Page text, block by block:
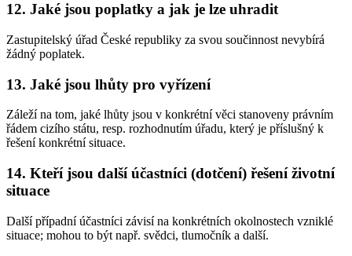
12. Jaké jsou poplatky a jak je lze uhradit
Zastupitelský úřad České republiky za svou součinnost nevybírá
žádný poplatek.
13. Jaké jsou lhůty pro vyřízení
Záleží na tom, jaké lhůty jsou v konkrétní věci stanoveny právním
řádem cizího státu, resp. rozhodnutím úřadu, který je příslušný k
řešení konkrétní situace.
14. Kteří jsou další účastníci (dotčení) řešení životní
situace
Další případní účastníci závisí na konkrétních okolnostech vzniklé
situace; mohou to být např. svědci, tlumočník a další.